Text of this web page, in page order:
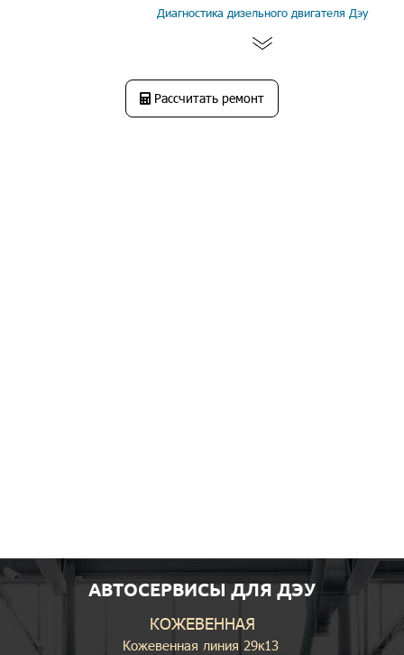
Диагностика дизельного двигателя Дэу
Рассчитать ремонт
АВТОСЕРВИСЫ ДЛЯ ДЭУ
КОЖЕВЕННАЯ
Кожевенная линия 29к13